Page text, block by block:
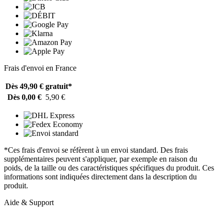
Frais d'envoi en France
Dès 49,90 € gratuit*
Dès 0,00 € 5,90 €
*Ces frais d'envoi se réfèrent à un envoi standard. Des frais
supplémentaires peuvent s'appliquer, par exemple en raison du
poids, de la taille ou des caractéristiques spécifiques du produit. Ces
informations sont indiquées directement dans la description du
produit.
Aide & Support